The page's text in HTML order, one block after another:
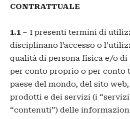
CONTRATTUALE
1.1 – I presenti termini di
disciplinano l’accesso o
qualità di persona fisica e/o
per conto proprio o per conto
paese del mondo, del sito
prodotti e dei servizi (i
“contenuti”) delle